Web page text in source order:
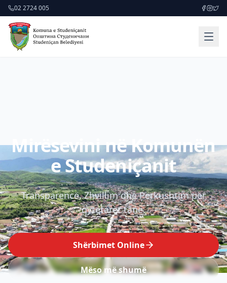
02 2724 005
Mirësevini në Komunën
e Studeniçanit
Transparencë, Zhvillim dhe Përkushtim për
qytetarët tanë.
Shërbimet Online
Mëso më shumë